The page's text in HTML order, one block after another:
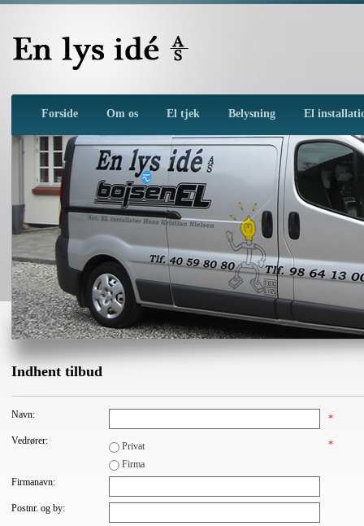
Indhent tilbud
Navn:
*
Vedrører:
Privat
Firma
*
Firmanavn:
Postnr. og by:
Forside Om os El tjek Belysning El